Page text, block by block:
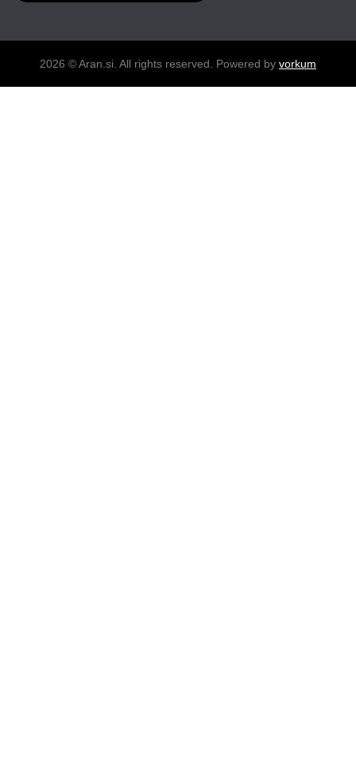
2026 © Aran.si. All rights reserved. Powered by vorkum